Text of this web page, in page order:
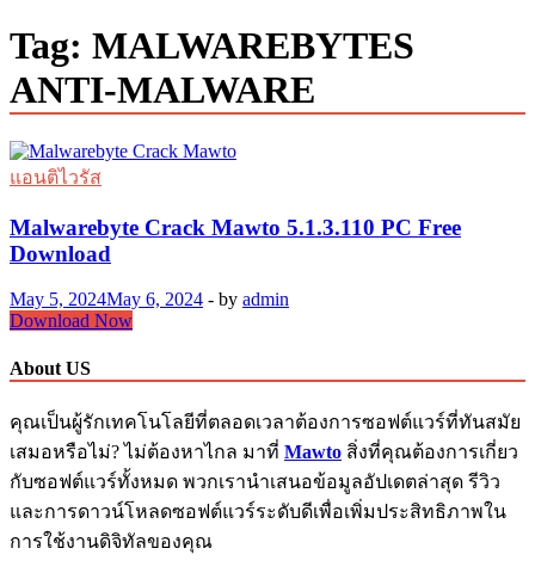
Tag: MALWAREBYTES
ANTI-MALWARE
แอนติไวรัส
Malwarebyte Crack Mawto 5.1.3.110 PC Free
Download
May 5, 2024May 6, 2024 - by admin
Malwarebyte
Mawto
5.1.3.110
Free
Download
Download Now
About US
คุณเป็นผู้รักเทคโนโลยีที่ตลอดเวลาต้องการซอฟต์แวร์ที่ทันสมัย
เสมอหรือไม่? ไม่ต้องหาไกล มาที่ Mawto สิ่งที่คุณต้องการเกี่ยว
กับซอฟต์แวร์ทั้งหมด พวกเรานำเสนอข้อมูลอัปเดตล่าสุด รีวิว
และการดาวน์โหลดซอฟต์แวร์ระดับดีเพื่อเพิ่มประสิทธิภาพใน
การใช้งานดิจิทัลของคุณ